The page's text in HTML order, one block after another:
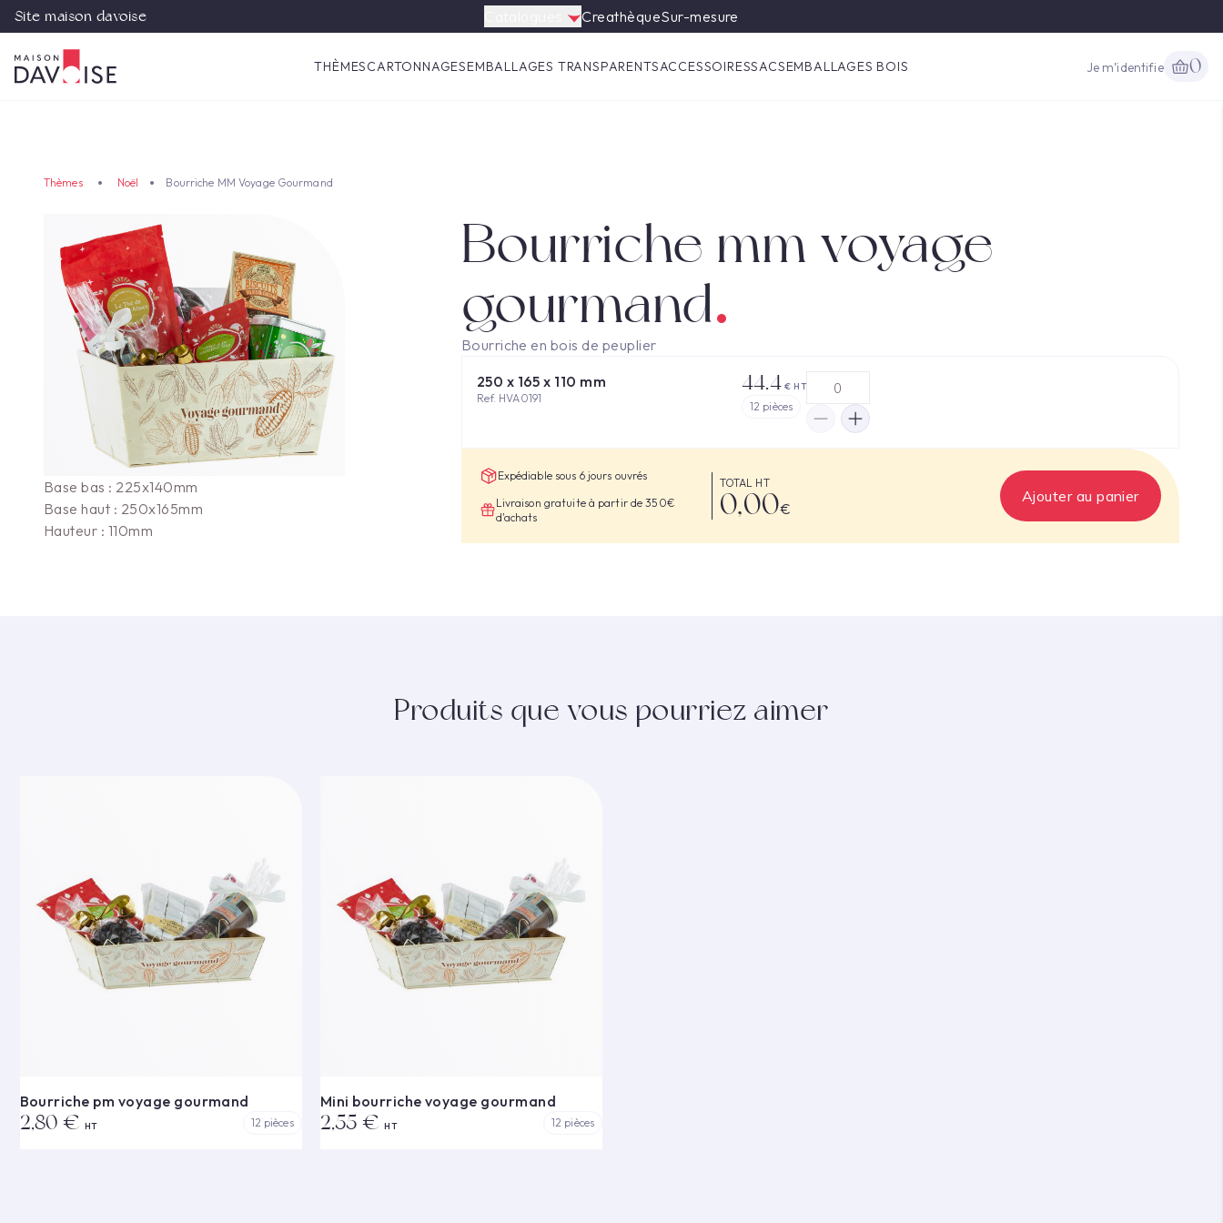
Site maison davoise CreathèqueSur-mesure
THÈMESCARTONNAGESEMBALLAGES TRANSPARENTSACCESSOIRESSACSEMBALLAGES BOIS Je m’identifie 0
Thèmes Noël Bourriche MM Voyage Gourmand
Base bas : 225x140mm
Base haut : 250x165mm
Hauteur : 110mm
Bourriche mm voyage
gourmand
Bourriche en bois de peuplier
250 x 165 x 110 mm
Ref. HVA0191
44.4 € HT
12 pièces
Expédiable sous 6 jours ouvrés
Livraison gratuite à partir de 350€
d'achats
TOTAL HT
0,00€
Ajouter au panier
Produits que vous pourriez aimer
Bourriche pm voyage gourmand
2,80 € HT 12 pièces
Mini bourriche voyage gourmand
2,55 € HT 12 pièces